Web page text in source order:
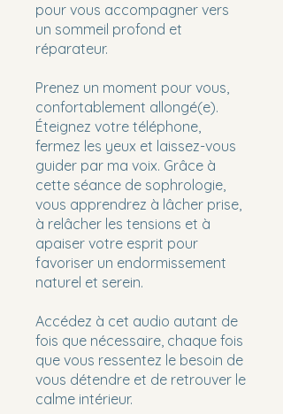
pour vous accompagner vers
un sommeil profond et
réparateur.
Prenez un moment pour vous,
confortablement allongé(e).
Éteignez votre téléphone,
fermez les yeux et laissez-vous
guider par ma voix. Grâce à
cette séance de sophrologie,
vous apprendrez à lâcher prise,
à relâcher les tensions et à
apaiser votre esprit pour
favoriser un endormissement
naturel et serein.
Accédez à cet audio autant de
fois que nécessaire, chaque fois
que vous ressentez le besoin de
vous détendre et de retrouver le
calme intérieur.